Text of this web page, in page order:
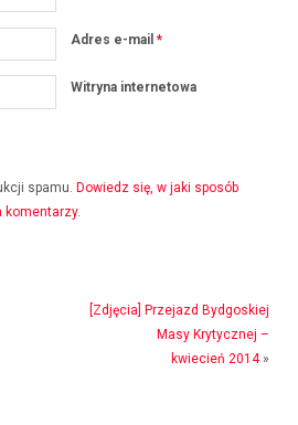
Adres e-mail*
Witryna internetowa
spamu. Dowiedz się, w jaki sposób
komentarzy.
[Zdjęcia] Przejazd Bydgoskiej
Masy Krytycznej –
kwiecień 2014»